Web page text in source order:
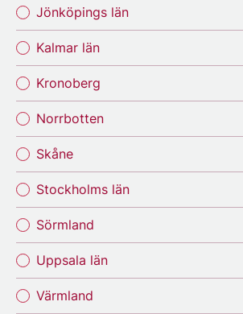
Jönköpings län
Kalmar län
Kronoberg
Norrbotten
Skåne
Stockholms län
Sörmland
Uppsala län
Värmland